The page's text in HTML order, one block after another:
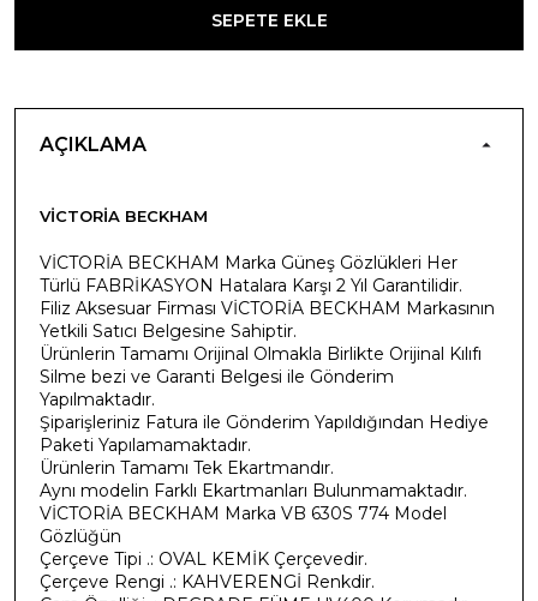
SEPETE EKLE
AÇIKLAMA
VICTORIA BECKHAM
VİCTORİA BECKHAM Marka Güneş Gözlükleri Her
Türlü FABRİKASYON Hatalara Karşı 2 Yıl Garantilidir.
Filiz Aksesuar Firması VİCTORİA BECKHAM Markasının
Yetkili Satıcı Belgesine Sahiptir.
Ürünlerin Tamamı Orijinal Olmakla Birlikte Orijinal Kılıfı
Silme bezi ve Garanti Belgesi ile Gönderim
Yapılmaktadır.
Şiparişleriniz Fatura ile Gönderim Yapıldığından Hediye
Paketi Yapılamamaktadır.
Ürünlerin Tamamı Tek Ekartmandır.
Aynı modelin Farklı Ekartmanları Bulunmamaktadır.
VİCTORİA BECKHAM Marka VB 630S 774 Model
Gözlüğün
Çerçeve Tipi .: OVAL KEMİK Çerçevedir.
Çerçeve Rengi .: KAHVERENGİ Renkdir.